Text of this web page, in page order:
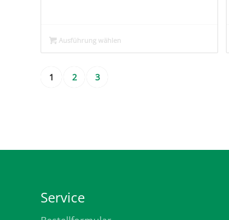
Ausführung wählen
1 2 3
Service